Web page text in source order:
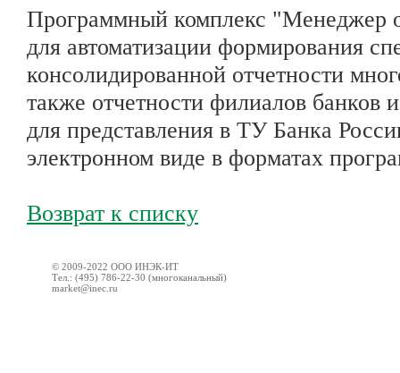
Программный комплекс "Менеджер
для автоматизации формирования
консолидированной отчетности
также отчетности филиалов банков
для представления в ТУ Банка
электронном виде в форматах
Возврат к списку
© 2009-2022 ООО ИНЭК-ИТ
Тел.: (495) 786-22-30 (многоканальный)
market@inec.ru